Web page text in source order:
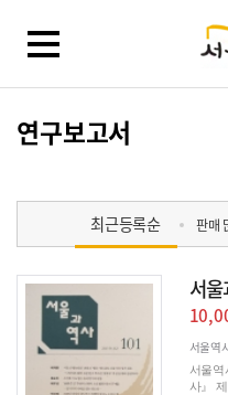
메
연구보고서
최근등록순 판매
서
서울역
서울
사』